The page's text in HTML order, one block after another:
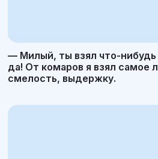
— Милый, ты взял что-
да! От комаров я взял самое
смелость, выдержку.